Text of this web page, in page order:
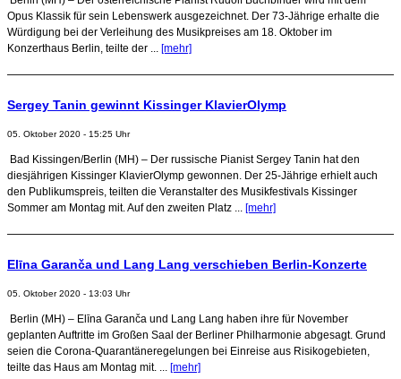
Opus Klassik für sein Lebenswerk ausgezeichnet. Der 73-Jährige erhalte die
Würdigung bei der Verleihung des Musikpreises am 18. Oktober im
Konzerthaus Berlin, teilte der ... [mehr]
Sergey Tanin gewinnt Kissinger KlavierOlymp
05. Oktober 2020 - 15:25 Uhr
Bad Kissingen/Berlin (MH) – Der russische Pianist Sergey Tanin hat den
diesjährigen Kissinger KlavierOlymp gewonnen. Der 25-Jährige erhielt auch
den Publikumspreis, teilten die Veranstalter des Musikfestivals Kissinger
Sommer am Montag mit. Auf den zweiten Platz ... [mehr]
Elīna Garanča und Lang Lang verschieben Berlin-Konzerte
05. Oktober 2020 - 13:03 Uhr
Berlin (MH) – Elīna Garanča und Lang Lang haben ihre für November
geplanten Auftritte im Großen Saal der Berliner Philharmonie abgesagt. Grund
seien die Corona-Quarantäneregelungen bei Einreise aus Risikogebieten,
teilte das Haus am Montag mit. ... [mehr]